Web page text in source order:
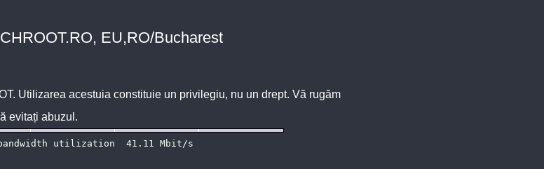
EU,RO/Bucharest
. Utilizarea acestuia constituie un privilegiu, nu un drept. Vă rugăm
evitați abuzul.